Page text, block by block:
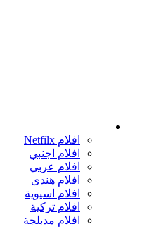
افلام Netfilx
افلام اجنبي
افلام عربي
افلام هندى
افلام اسيوية
افلام تركية
افلام مدبلجة